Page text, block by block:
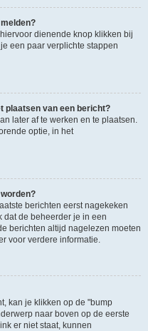
dienende knop klikken bij
een paar verplichte stappen
plaatsen van een bericht?
later af te werken en te plaatsen.
optie, in het
berichten eerst nagekeken
dat de beheerder je in een
berichten altijd nagelezen moeten
voor verdere informatie.
kan je klikken op de "bump
naar boven op de eerste
er niet staat, kunnen